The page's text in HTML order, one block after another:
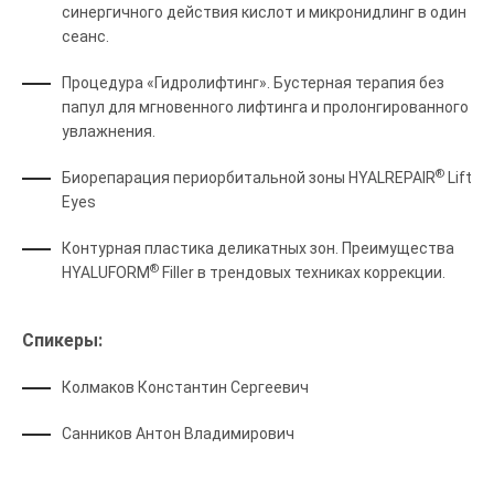
синергичного действия кислот и микронидлинг в один
сеанс.
Процедура «Гидролифтинг». Бустерная терапия без
папул для мгновенного лифтинга и пролонгированного
увлажнения.
Биорепарация периорбитальной зоны HYALREPAIR® Lift
Eyes
Контурная пластика деликатных зон. Преимущества
HYALUFORM® Filler в трендовых техниках коррекции.
Спикеры:
Колмаков Константин Сергеевич
Санников Антон Владимирович